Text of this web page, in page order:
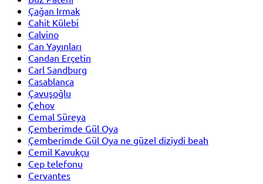
Çağan Irmak
Cahit Külebi
Calvino
Can Yayınları
Candan Erçetin
Carl Sandburg
Casablanca
Çavuşoğlu
Çehov
Cemal Süreya
Çemberimde Gül Oya
Çemberimde Gül Oya ne güzel diziydi beah
Cemil Kavukçu
Cep telefonu
Cervantes